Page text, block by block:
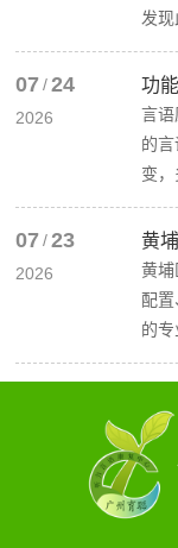
发现
07 / 24
2026
功
言语
的
变，
07 / 23
2026
黄
黄埔
配置
的专